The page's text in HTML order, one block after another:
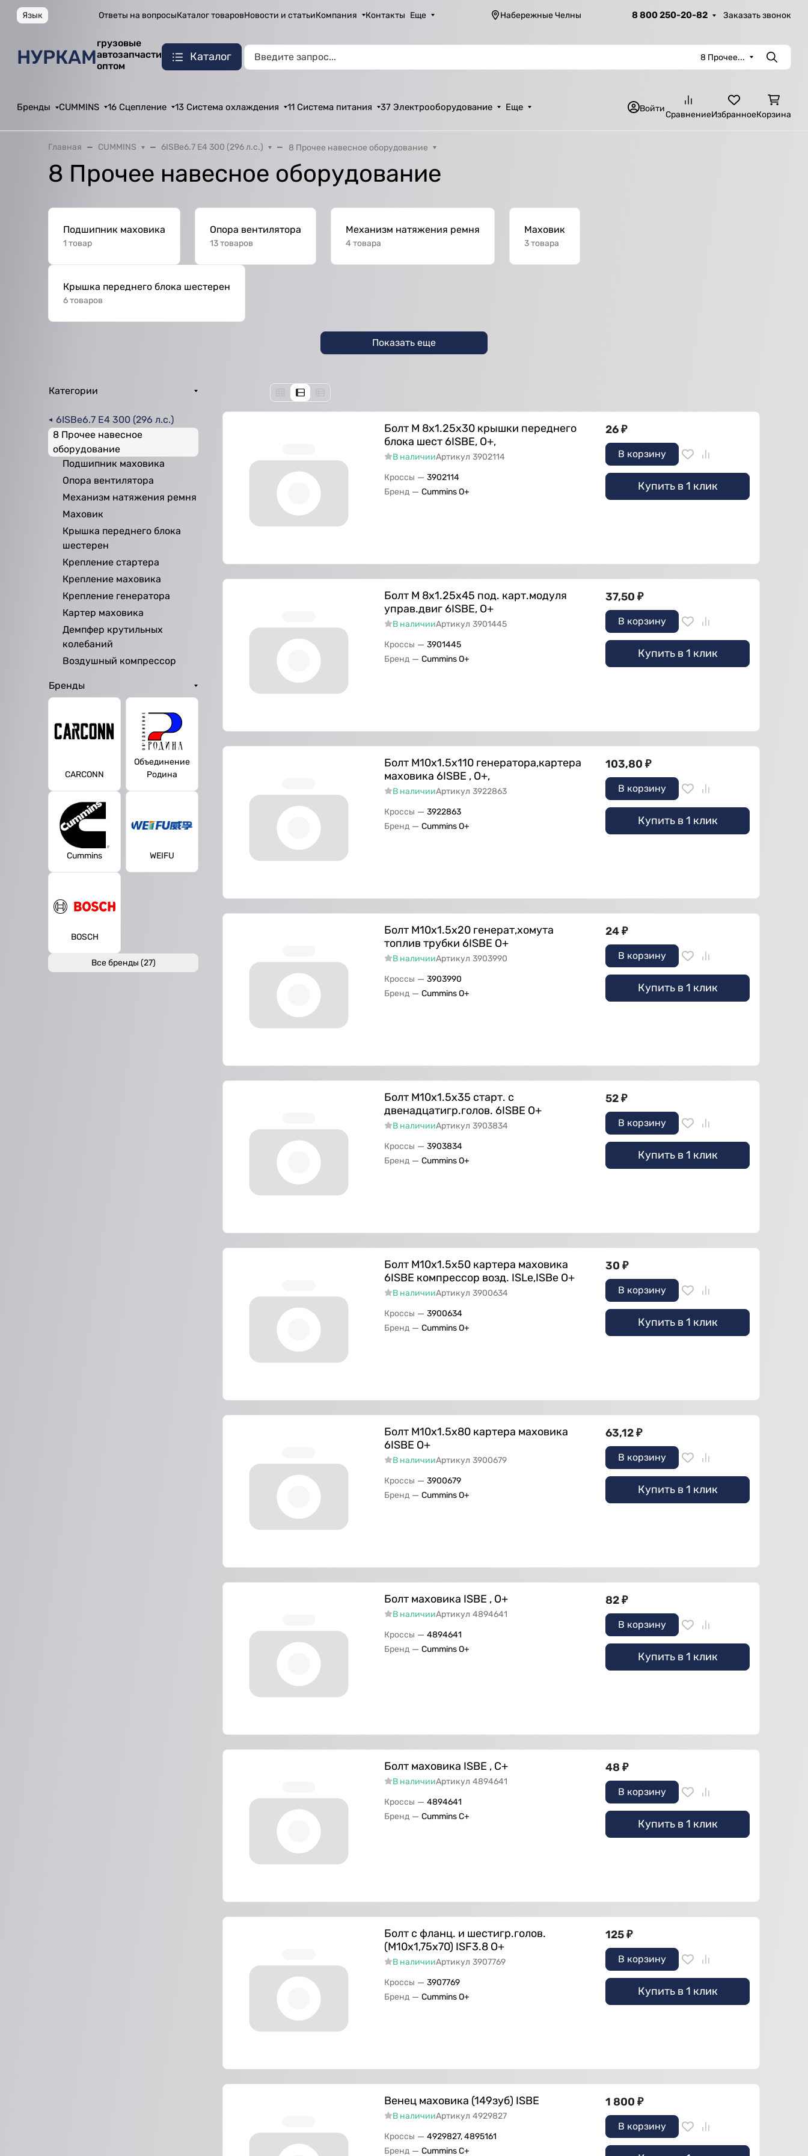
Язык Ответы на вопросыКаталог товаровНовости и статьиКомпания Контакты Еще Набережные Челны 8 800 250-20-82 Заказать звонок
НУРКАМ
грузовые
автозапчасти
оптом
Каталог 8 Прочее... Поиск
Бренды CUMMINS 16 Сцепление 13 Система охлаждения 11 Система питания 37 Электрооборудование Еще Войти
СравнениеИзбранноеКорзина
Главная CUMMINS 6ISBe6.7 E4 300 (296 л.с.) 8 Прочее навесное оборудование
8 Прочее навесное оборудование
Подшипник маховика
1 товар
Опора вентилятора
13 товаров
Механизм натяжения ремня
4 товара
Маховик
3 товара
Крышка переднего блока шестерен
6 товаров
Показать еще
Категории
6ISBe6.7 E4 300 (296 л.с.)
8 Прочее навесное
оборудование
Подшипник маховика
Опора вентилятора
Механизм натяжения ремня
Маховик
Крышка переднего блока
шестерен
Крепление стартера
Крепление маховика
Крепление генератора
Картер маховика
Демпфер крутильных
колебаний
Воздушный компрессор
Бренды
CARCONN
Объединение
Родина
Cummins WEIFU
BOSCH
Все бренды (27)
Болт M 8х1.25х30 крышки переднего
блока шест 6ISBE, О+,
В наличииАртикул 3902114
Кроссы — 3902114
Бренд — Cummins O+
26₽
В корзину
Купить в 1 клик
Болт M 8х1.25х45 под. карт.модуля
управ.двиг 6ISBE, О+
В наличииАртикул 3901445
Кроссы — 3901445
Бренд — Cummins O+
37,50 ₽
В корзину
Купить в 1 клик
Болт M10х1.5х110 генератора,картера
маховика 6ISBE , О+,
В наличииАртикул 3922863
Кроссы — 3922863
Бренд — Cummins O+
103,80 ₽
В корзину
Купить в 1 клик
Болт M10х1.5х20 генерат,хомута
топлив трубки 6ISBE O+
В наличииАртикул 3903990
Кроссы — 3903990
Бренд — Cummins O+
24₽
В корзину
Купить в 1 клик
Болт M10х1.5х35 старт. с
двенадцатигр.голов. 6ISBE О+
В наличииАртикул 3903834
Кроссы — 3903834
Бренд — Cummins O+
52₽
В корзину
Купить в 1 клик
Болт M10х1.5х50 картера маховика
6ISBE компрессор возд. ISLe,ISBe О+
В наличииАртикул 3900634
Кроссы — 3900634
Бренд — Cummins O+
30 ₽
В корзину
Купить в 1 клик
Болт M10х1.5х80 картера маховика
6ISBE О+
В наличииАртикул 3900679
Кроссы — 3900679
Бренд — Cummins O+
63,12₽
В корзину
Купить в 1 клик
Болт маховика ISBE , О+
В наличииАртикул 4894641
Кроссы — 4894641
Бренд — Cummins O+
82₽
В корзину
Купить в 1 клик
Болт маховика ISBE , С+
В наличииАртикул 4894641
Кроссы — 4894641
Бренд — Cummins C+
48 ₽
В корзину
Купить в 1 клик
Болт с фланц. и шестигр.голов.
(М10х1,75х70) ISF3.8 О+
В наличииАртикул 3907769
Кроссы — 3907769
Бренд — Cummins O+
125₽
В корзину
Купить в 1 клик
Венец маховика (149зуб) ISBE
В наличииАртикул 4929827
Кроссы — 4929827, 4895161
Бренд — Cummins C+
1 800 ₽
В корзину